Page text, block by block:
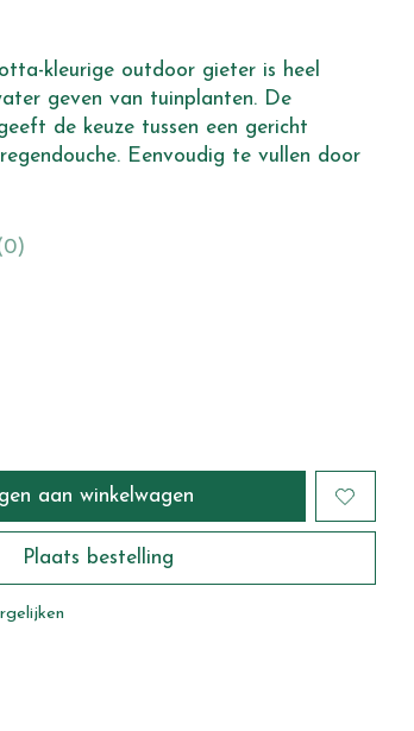
kleurige outdoor gieter is heel
geven van tuinplanten. De
de keuze tussen een gericht
Eenvoudig te vullen door
dit product is
aan winkelwagen
Plaats bestelling